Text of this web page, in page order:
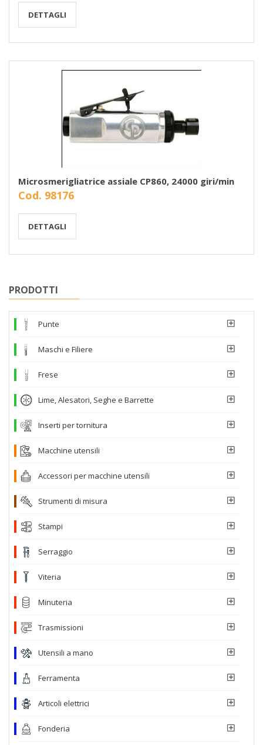
DETTAGLI
Microsmerigliatrice assiale CP860, 24000 giri/min
Cod. 98176
DETTAGLI
PRODOTTI
Punte
Maschi e Filiere
Frese
Lime, Alesatori, Seghe e Barrette
Inserti per tornitura
Macchine utensili
Accessori per macchine utensili
Strumenti di misura
Stampi
Serraggio
Viteria
Minuteria
Trasmissioni
Utensili a mano
Ferramenta
Articoli elettrici
Fonderia